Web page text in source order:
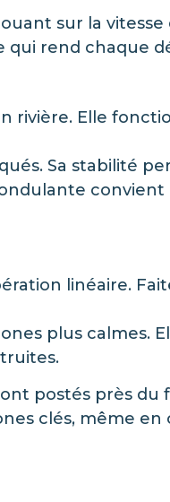
sur la vitesse
rend chaque
Elle
Sa stabilité
ondulante
linéaire.
plus calmes.
postés près du
clés, même